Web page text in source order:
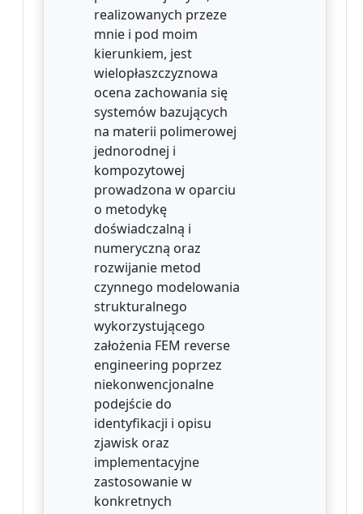
realizowanych przeze
mnie i pod moim
kierunkiem, jest
wielopłaszczyznowa
ocena zachowania się
systemów bazujących
na materii polimerowej
jednorodnej i
kompozytowej
prowadzona w oparciu
o metodykę
doświadczalną i
numeryczną oraz
rozwijanie metod
czynnego modelowania
strukturalnego
wykorzystującego
założenia FEM reverse
engineering poprzez
niekonwencjonalne
podejście do
identyfikacji i opisu
zjawisk oraz
implementacyjne
zastosowanie w
konkretnych